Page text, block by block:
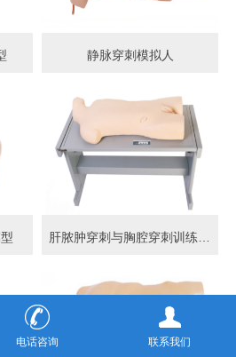
静脉穿刺模拟人
电话咨询 联系我们